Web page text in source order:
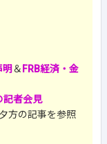
明 ＆ FRB経済・金
記者会見
方の記事を参照